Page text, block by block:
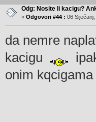
Odg: Nosite li kacigu?
« Odgovori #44 : 06
da nemre
kacigu
onim